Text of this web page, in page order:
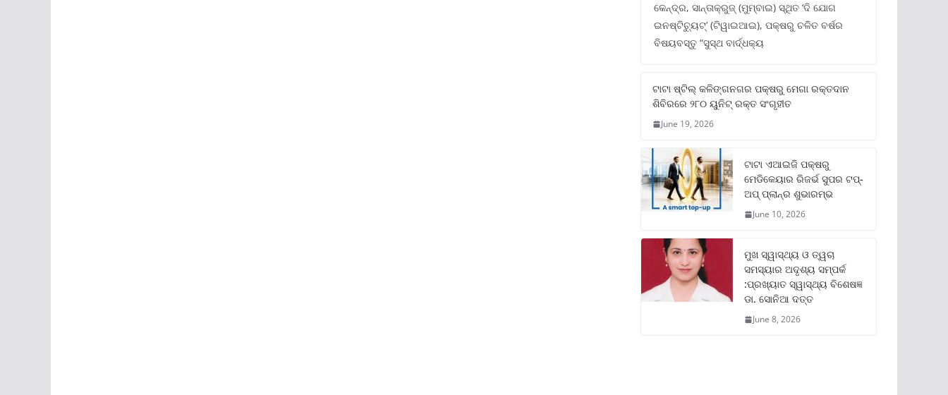
କେନ୍ଦ୍ର, ସାନ୍ତାକ୍ରୁଜ୍ (ମୁମ୍ବାଇ) ସ୍ଥିତ ‘ଦି ଯୋଗ
ଇନଷ୍ଟିଚ୍ୟୁଟ୍‌’ (ଟିୱାଇଆଇ), ପକ୍ଷରୁ ଚଳିତ ବର୍ଷର
ବିଷୟବସ୍ତୁ “ସୁସ୍ଥ ବାର୍ଦ୍ଧକ୍ୟ
ଟାଟା ଷ୍ଟିଲ୍‌ କଳିଙ୍ଗନଗର ପକ୍ଷରୁ ମେଗା ରକ୍ତଦାନ
ଶିବିରରେ ୨୮୦ ୟୁନିଟ୍‌ ରକ୍ତ ସଂଗୃହୀତ
June 19, 2026
ଟାଟା ଏଆଇଜି ପକ୍ଷରୁ
ମେଡିକେୟାର ରିଜର୍ଭ ସୁପର ଟପ୍‌-
ଅପ୍ ପ୍ଲାନ୍‌ର ଶୁଭାରମ୍ଭ
June 10, 2026
ମୁଖ ସ୍ୱାସ୍ଥ୍ୟ ଓ ତ୍ୱଚା
ସମସ୍ୟାର ଅଦୃଶ୍ୟ ସମ୍ପର୍କ
:ପ୍ରଖ୍ୟାତ ସ୍ୱାସ୍ଥ୍ୟ ବିଶେଷଜ୍ଞ
ଡା. ସୋନିଆ ଦତ୍ତ
June 8, 2026